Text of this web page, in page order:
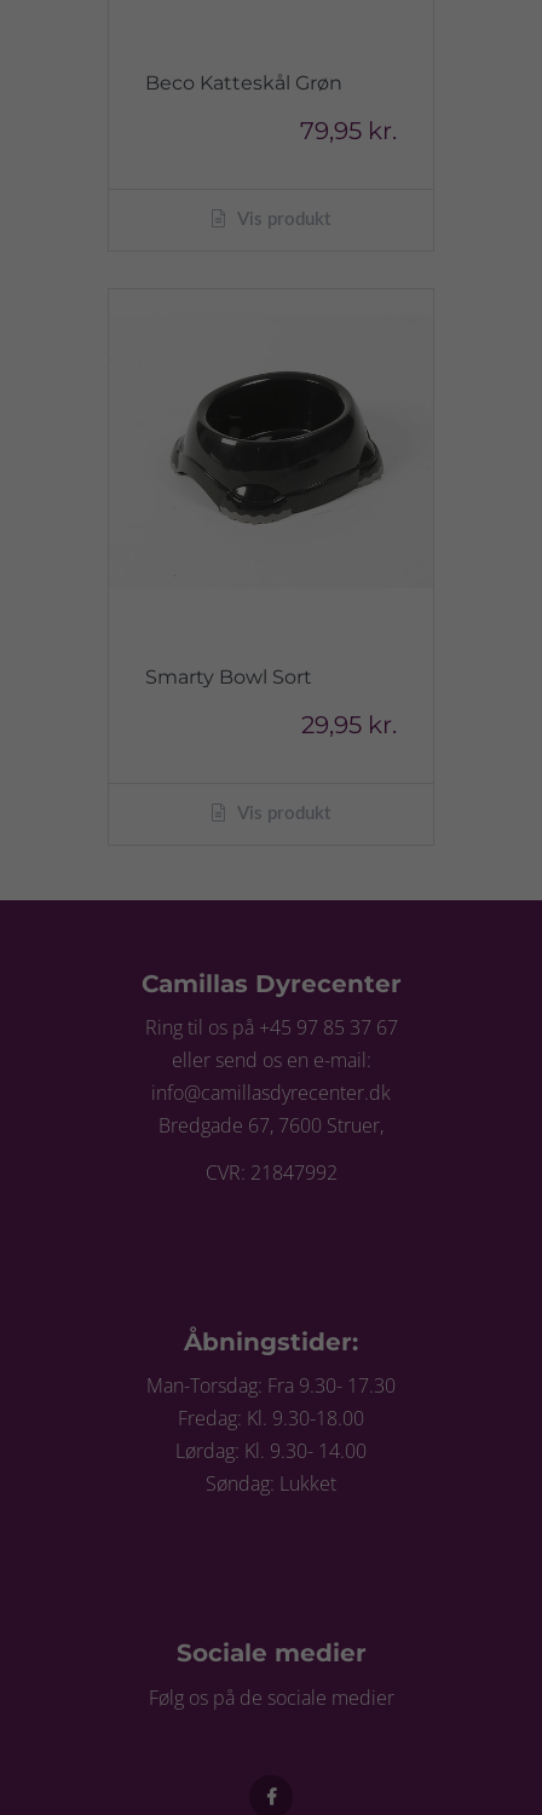
Beco Katteskål Grøn
79,95 kr.
Vis produkt
Smarty Bowl Sort
29,95 kr.
Vis produkt
Camillas Dyrecenter
Ring til os på +45 97 85 37 67
eller send os en e-mail:
info@camillasdyrecenter.dk
Bredgade 67, 7600 Struer,
CVR: 21847992
Åbningstider:
Man-Torsdag: Fra 9.30- 17.30
Fredag: Kl. 9.30-18.00
Lørdag: Kl. 9.30- 14.00
Søndag: Lukket
Sociale medier
Følg os på de sociale medier